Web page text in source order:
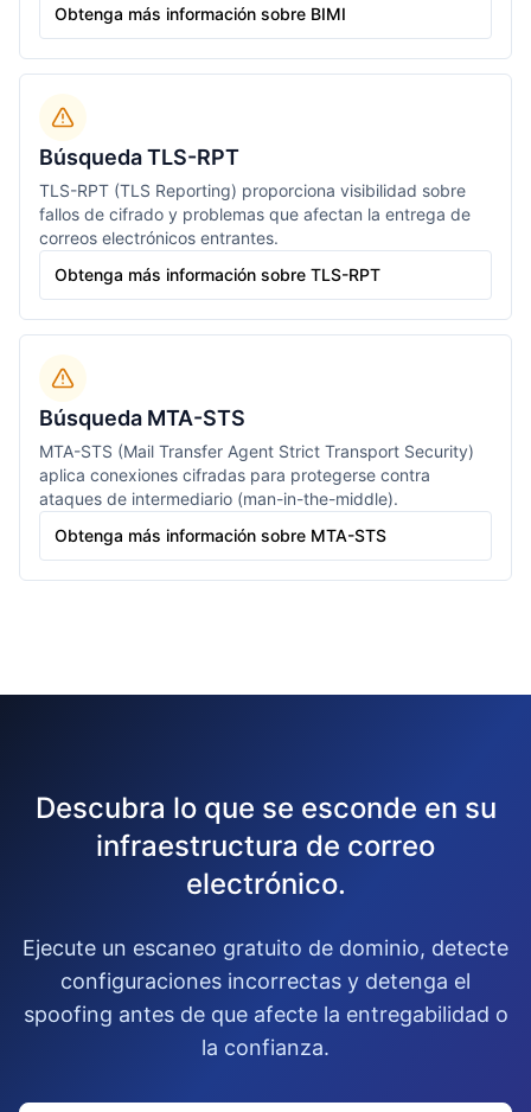
Obtenga más información sobre BIMI
Búsqueda TLS-RPT
TLS-RPT (TLS Reporting) proporciona visibilidad sobre
fallos de cifrado y problemas que afectan la entrega de
correos electrónicos entrantes.
Obtenga más información sobre TLS-RPT
Búsqueda MTA-STS
MTA-STS (Mail Transfer Agent Strict Transport Security)
aplica conexiones cifradas para protegerse contra
ataques de intermediario (man-in-the-middle).
Obtenga más información sobre MTA-STS
Descubra lo que se esconde en su
infraestructura de correo
electrónico.
Ejecute un escaneo gratuito de dominio, detecte
configuraciones incorrectas y detenga el
spoofing antes de que afecte la entregabilidad o
la confianza.